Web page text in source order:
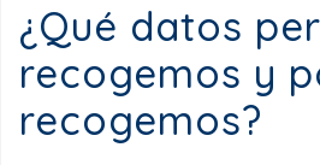
¿Qué datos
recogemos y
recogemos?